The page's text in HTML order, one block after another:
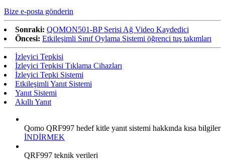
Bize e-posta gönderin
Sonraki: QOMON501-BP Serisi Ağ Video Kaydedici
Öncesi: Etkileşimli Sınıf Oylama Sistemi öğrenci tuş takımları
İzleyici Tepkisi
İzleyici Tepkisi Tıklama Cihazları
İzleyici Tepki Sistemi
Etkileşimli Yanıt Sistemi
Yanıt Sistemi
Akıllı Yanıt
Qomo QRF997 hedef kitle yanıt sistemi hakkında kısa bilgiler
İNDİRMEK
QRF997 teknik verileri